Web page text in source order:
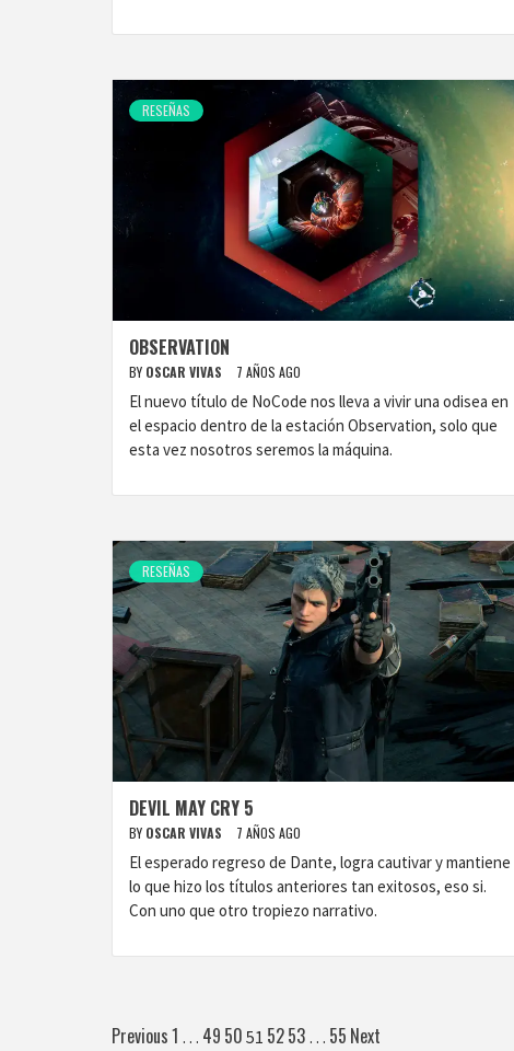
RESEÑAS
OBSERVATION
BY OSCAR VIVAS 7 AÑOS AGO
El nuevo título de NoCode nos lleva a vivir una odisea en
el espacio dentro de la estación Observation, solo que
esta vez nosotros seremos la máquina.
RESEÑAS
DEVIL MAY CRY 5
BY OSCAR VIVAS 7 AÑOS AGO
El esperado regreso de Dante, logra cautivar y mantiene
lo que hizo los títulos anteriores tan exitosos, eso si.
Con uno que otro tropiezo narrativo.
Paginación
Previous1 … 49 50 51 5253 … 55 Next